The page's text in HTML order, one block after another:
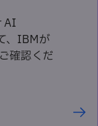
AI
、IBMが
確認くだ